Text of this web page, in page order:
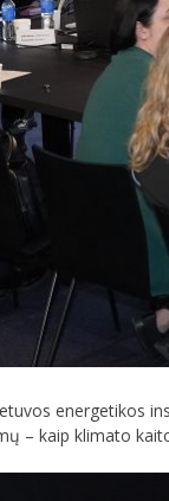
energetikos
– kaip klimato